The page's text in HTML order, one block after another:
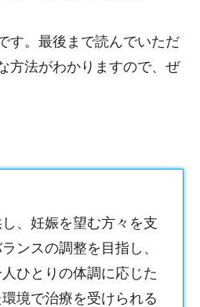
す。最後まで読んでいただ
方法がわかりますので、ぜ
、妊娠を望む方々を支
ンスの調整を目指し、
ひとりの体調に応じた
境で治療を受けられる